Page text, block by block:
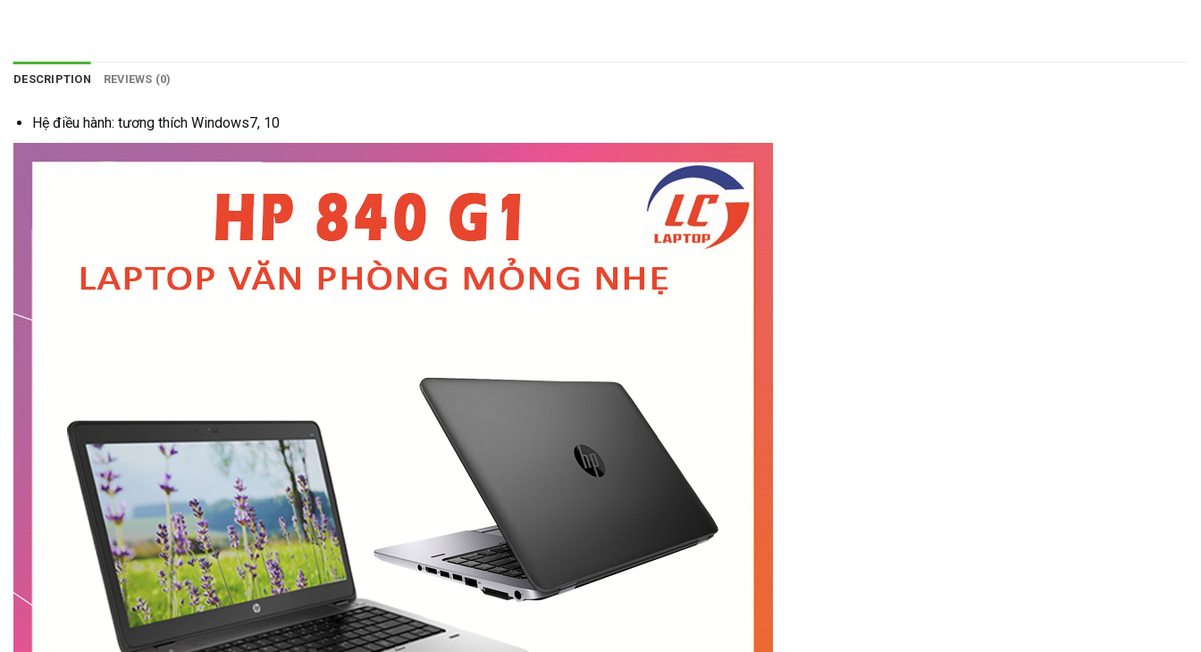
DESCRIPTION REVIEWS (0)
Hệ điều hành: tương thích Windows7, 10